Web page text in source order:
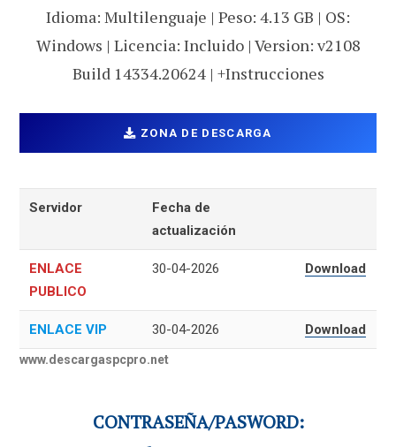
Idioma: Multilenguaje | Peso: 4.13 GB | OS:
Windows | Licencia: Incluido | Version: v2108
Build 14334.20624 | +Instrucciones
ZONA DE DESCARGA
Servidor
Fecha de
actualización
ENLACE
PUBLICO
30-04-2026 Download
ENLACE VIP 30-04-2026 Download
www.descargaspcpro.net
CONTRASEÑA/PASWORD: